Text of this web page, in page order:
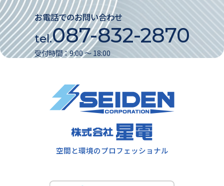
お電話でのお問い合わせ
tel.087-832-2870
受付時間：9:00 〜 18:00
空間と環境のプロフェッショナル